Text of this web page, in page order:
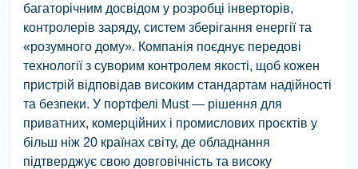
багаторічним досвідом у розробці інверторів,
контролерів заряду, систем зберігання енергії та
«розумного дому». Компанія поєднує передові
технології з суворим контролем якості, щоб кожен
пристрій відповідав високим стандартам надійності
та безпеки. У портфелі Must — рішення для
приватних, комерційних і промислових проєктів у
більш ніж 20 країнах світу, де обладнання
підтверджує свою довговічність та високу